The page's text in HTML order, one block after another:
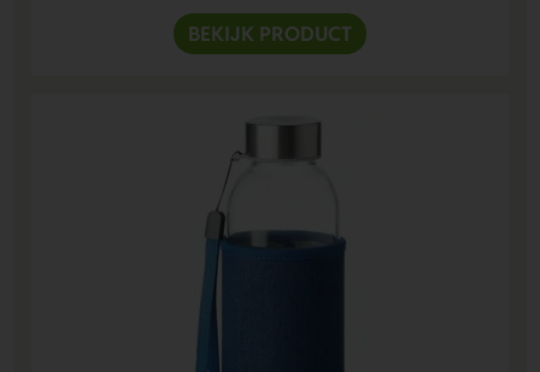
BEKIJK PRODUCT